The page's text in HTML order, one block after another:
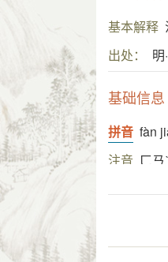
基本解释
出处：
明
基础信息
拼音 fàn
注音 ㄈㄢ
近义词 浮